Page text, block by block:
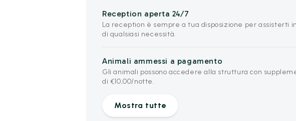
Reception aperta 24/7
La reception è sempre a tua disposizione per assisterti
di qualsiasi necessità.
Animali ammessi a pagamento
Gli animali possono accedere alla struttura con
di €10,00/notte.
Mostra tutte